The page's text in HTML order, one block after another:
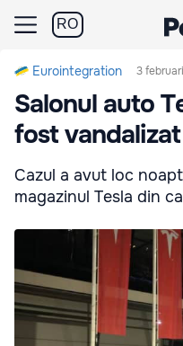
RO
Eurointegration 3
Salonul auto
fost
Cazul a avut loc
magazinul Tesla din